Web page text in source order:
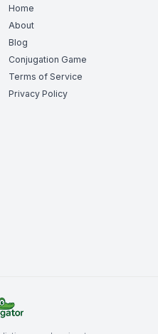
Home
About
Blog
Conjugation Game
Terms of Service
Privacy Policy